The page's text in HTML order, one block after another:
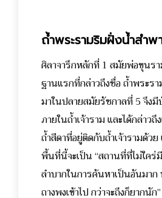
ถ้ำพระรามริมฝั่งน้ำสำพ
ศิลาจารึกหลักที่ 1 สมัยพ่อขุนร
ฐานแรกที่กล่าวถึงชื่อ ถ้ำพระร
มาในปลายสมัยรัชกาลที่ 5 จึง
ภายในถ้ำเจ้าราม และได้กล่าว
ถ้ำสีดาที่อยู่ติดกับถ้ำเจ้ารามด้ว
พื้นที่นี้จะเป็น “สถานที่ที่ไม่ใคร่
ลำบากในการค้นหาเป็นอันมาก
ถางพงเข้าไป กว่าจะถึงก็ยากนัก”